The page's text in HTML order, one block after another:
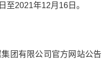
至2021年12月16日。
团有限公司官方网站公告